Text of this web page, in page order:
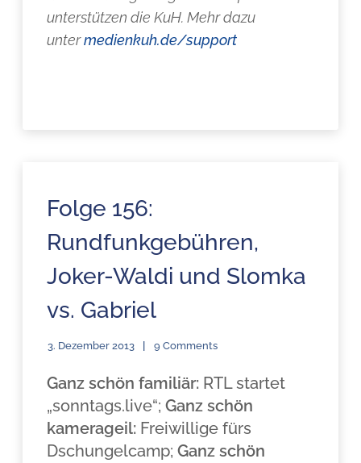
unterstützen die KuH. Mehr dazu
untermedienkuh.de/support
Folge 156:
Rundfunkgebühren,
Joker-Waldi und Slomka
vs. Gabriel
3. Dezember 2013 9 Comments
Ganz schön familiär: RTL startet
„sonntags.live“;Ganz schön
kamerageil: Freiwillige fürs
Dschungelcamp;Ganz schön